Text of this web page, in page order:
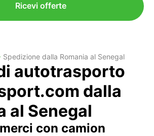
Ricevi offerte
Spedizione dalla Romania al Senegal
autotrasporto
dalla
al Senegal
con camion